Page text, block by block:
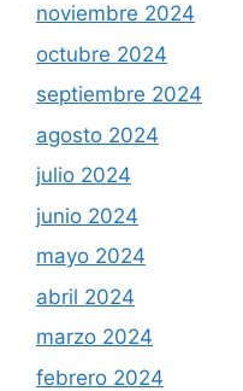
noviembre 2024
octubre 2024
septiembre 2024
agosto 2024
julio 2024
junio 2024
mayo 2024
abril 2024
marzo 2024
febrero 2024